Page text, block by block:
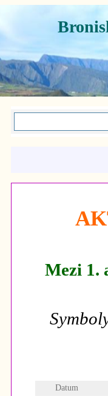
Mezi 1.
Datum